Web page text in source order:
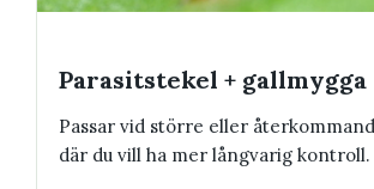
Parasitstekel + gallmygga
Passar vid större eller
där du vill ha mer långvarig kontroll.